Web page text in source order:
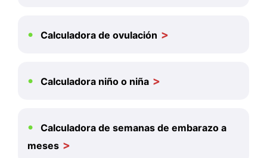
Calculadora de ovulación
Calculadora niño o niña
Calculadora de semanas de embarazo a
meses